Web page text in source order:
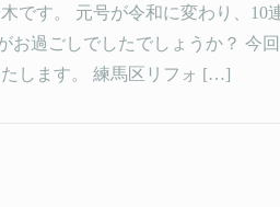
です。 元号が令和に変わり、10
お過ごしでしたでしょうか？ 今
たします。 練馬区リフォ […]